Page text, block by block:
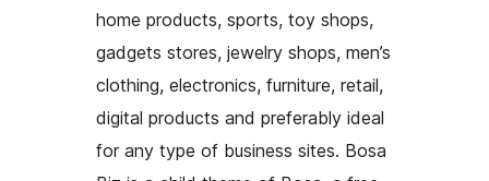
home products, sports, toy shops,
gadgets stores, jewelry shops, men’s
clothing, electronics, furniture, retail,
digital products and preferably ideal
for any type of business sites. Bosa